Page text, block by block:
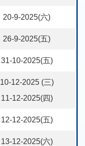
20-9-2025(六)
26-9-2025(五)
31-10-2025(五)
10-12-2025 (三)
11-12-2025(四)
12-12-2025(五)
13-12-2025(六)